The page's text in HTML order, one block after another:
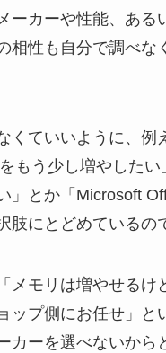
ーカーや性能、ある
相性も自分で調べな
くていいように、例
もう少し増やしたい
」とか「Microsoft
肢にとどめているの
メモリは増やせるけ
ップ側にお任せ」と
カーを選べないから